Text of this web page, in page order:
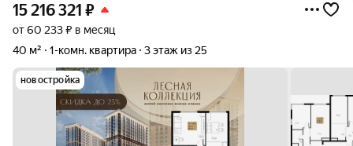
15 216 321 ₽
от 60 233 ₽ в месяц
40 м²
1-комн. квартира 3 этаж из 25
новостройка